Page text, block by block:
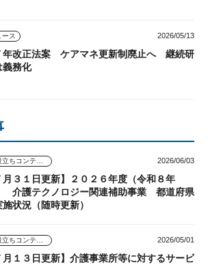
ース 2026/05/13
年改正法案 ケアマネ更新制廃止へ 継続研
義務化
お役立ちコンテンツ 2026/06/03
月３１日更新】２０２６年度（令和８年
介護テクノロジー関連補助事業 都道府県
状況（随時更新）
お役立ちコンテンツ 2026/05/01
月１３日更新】介護事業所等に対するサービ